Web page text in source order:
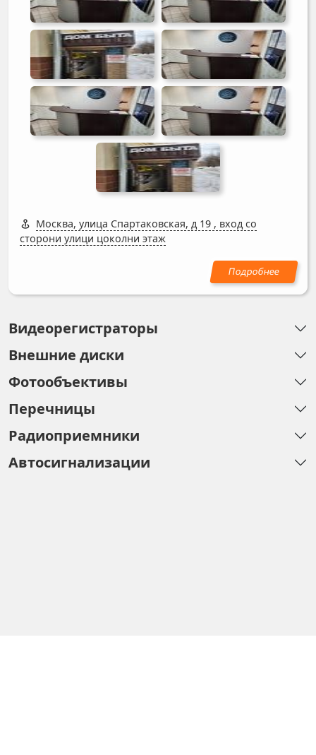
Москва, улица Спартаковская, д 19 , вход со
сторони улици цоколни этаж
Видеорегистраторы
Внешние диски
Фотообъективы
Перечницы
Радиоприемники
Автосигнализации